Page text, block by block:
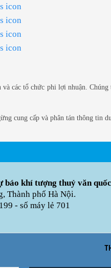
các tổ chức phi lợi nhuận.
cung cấp và phân tán thông tin
khí tượng thuỷ văn
Thành phố Hà Nội.
- số máy lẻ 701